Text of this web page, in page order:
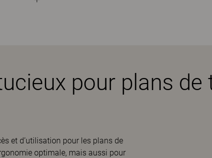
pour plans de
et d’utilisation pour les plans de
optimale, mais aussi pour